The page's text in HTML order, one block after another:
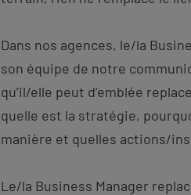
Dans nos agences, le/la
son équipe de notre
qu’il/elle peut d’emblée
quelle est la stratégie,
manière et quelles actions/
Le/la Business Manager